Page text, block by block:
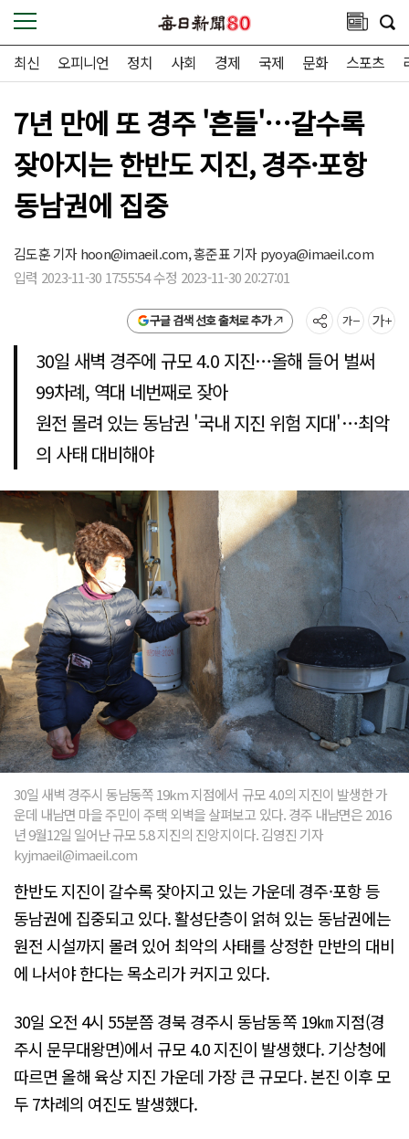
최신 오피니언 정치 사회 경제 국제 문화 스포츠
7년 만에 또 경주 '흔들'…갈수록
잦아지는 한반도 지진, 경주·포항
동남권에 집중
김도훈 기자hoon@imaeil.com,홍준표 기자pyoya@imaeil.com
입력 2023-11-30 17:55:54 수정 2023-11-30 20:27:01
구글 검색 선호 출처로 추가
30일 새벽 경주에 규모 4.0 지진…올해 들어 벌써
99차례, 역대 네번째로 잦아
원전 몰려 있는 동남권 '국내 지진 위험 지대'…최악
의 사태 대비해야
30일 새벽 경주시 동남동쪽 19km 지점에서 규모 4.0의 지진이 발생한 가
운데 내남면 마을 주민이 주택 외벽을 살펴보고 있다. 경주 내남면은 2016
년 9월12일 일어난 규모 5.8 지진의 진앙지이다. 김영진 기자
kyjmaeil@imaeil.com
한반도 지진이 갈수록 잦아지고 있는 가운데 경주·포항 등
동남권에 집중되고 있다. 활성단층이 얽혀 있는 동남권에는
원전 시설까지 몰려 있어 최악의 사태를 상정한 만반의 대비
에 나서야 한다는 목소리가 커지고 있다.
30일 오전 4시 55분쯤 경북 경주시 동남동쪽 19㎞ 지점(경
주시 문무대왕면)에서 규모 4.0 지진이 발생했다. 기상청에
따르면 올해 육상 지진 가운데 가장 큰 규모다. 본진 이후 모
두 7차례의 여진도 발생했다.